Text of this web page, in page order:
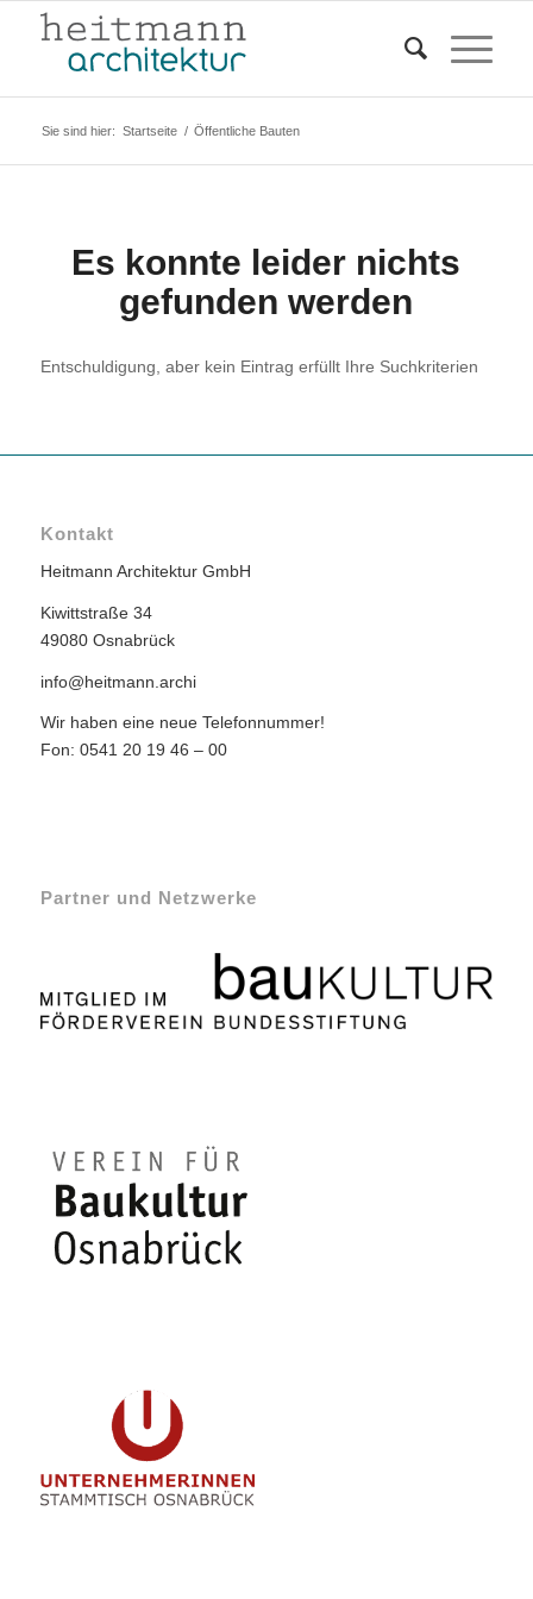
Sie sind hier: Startseite / Öffentliche Bauten
Es konnte leider nichts
gefunden werden
Entschuldigung, aber kein Eintrag erfüllt Ihre Suchkriterien
Kontakt
Heitmann Architektur GmbH
Kiwittstraße 34
49080 Osnabrück
info@heitmann.archi
Wir haben eine neue Telefonnummer!
Fon: 0541 20 19 46 – 00
Partner und Netzwerke